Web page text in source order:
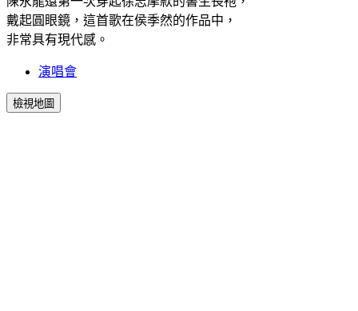
戴起圓眼鏡，這首歌在侯季然的作品中，
非常具有現代感。
演唱會
檢視地圖